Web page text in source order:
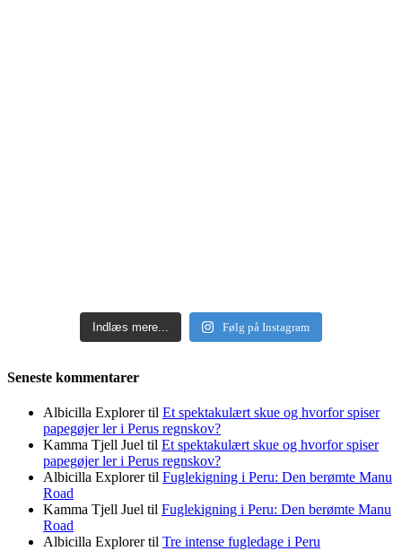
Indlæs mere... Følg på Instagram
Seneste kommentarer
Albicilla Explorertil Et spektakulært skue og hvorfor spiser
papegøjer ler i Perus regnskov?
Kamma Tjell Juel til Et spektakulært skue og hvorfor spiser
papegøjer ler i Perus regnskov?
Albicilla Explorertil Fuglekigning i Peru: Den berømte Manu
Road
Kamma Tjell Juel til Fuglekigning i Peru: Den berømte Manu
Road
Albicilla Explorertil Tre intense fugledage i Peru